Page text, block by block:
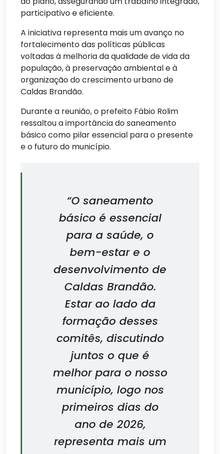
participativo e eficiente.
A iniciativa representa mais um avanço no
fortalecimento das políticas públicas
voltadas à melhoria da qualidade de vida da
população, à preservação ambiental e à
organização do crescimento urbano de
Caldas Brandão.
Durante a reunião, o prefeito Fábio Rolim
ressaltou a importância do saneamento
básico como pilar essencial para o presente
e o futuro do município.
“O saneamento
básico é essencial
para a saúde, o
bem-estar e o
desenvolvimento de
Caldas Brandão.
Estar ao lado da
formação desses
comitês, discutindo
juntos o que é
melhor para o nosso
município, logo nos
primeiros dias do
ano de 2026,
representa mais um